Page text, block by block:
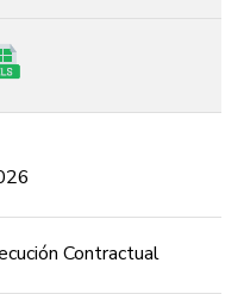
Contractual